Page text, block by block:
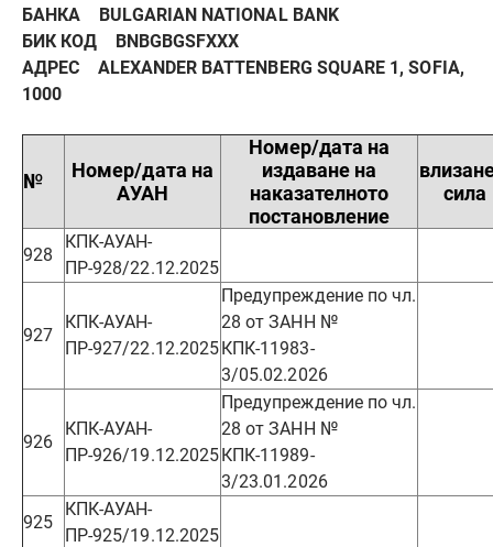
БАНКА BULGARIAN NATIONAL BANK
БИК КОД BNBGBGSFXXX
АДРЕС ALEXANDER BATTENBERG SQUARE 1, SOFIA,
1000
№
Номер/дата на
АУАН
Номер/дата на
издаване на
наказателното
постановление
сила
928
КПК-АУАН-
ПР-928/22.12.2025
927
КПК-АУАН-
ПР-927/22.12.2025
Предупреждение по чл.
28 от ЗАНН №
КПК-11983-
3/05.02.2026
926
КПК-АУАН-
ПР-926/19.12.2025
Предупреждение по чл.
28 от ЗАНН №
КПК-11989-
3/23.01.2026
925
КПК-АУАН-
ПР-925/19.12.2025